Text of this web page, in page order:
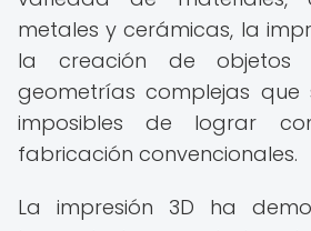
metales y cerámicas, la
la creación de
geometrías complejas que
imposibles de lograr
fabricación convencionales.
La impresión 3D ha